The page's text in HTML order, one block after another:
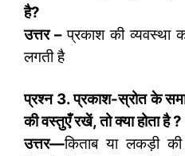
है?
उत्तर –प्रकाश की व्यवस्था
लगती है
प्रश्न 3.प्रकाश-स्रोत के
की वस्तुएँ रखें,तो क्या होता है?
उत्तर—किताब या लकड़ी की